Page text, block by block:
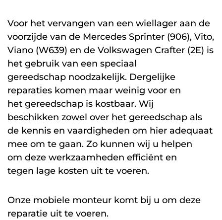
Voor het vervangen van een wiellager aan de
voorzijde van de Mercedes Sprinter (906), Vito,
Viano (W639) en de Volkswagen Crafter (2E) is
het gebruik van een speciaal
gereedschap noodzakelijk. Dergelijke
reparaties komen maar weinig voor en
het gereedschap is kostbaar. Wij
beschikken zowel over het gereedschap als
de kennis en vaardigheden om hier adequaat
mee om te gaan. Zo kunnen wij u helpen
om deze werkzaamheden efficiënt en
tegen lage kosten uit te voeren.
Onze mobiele monteur komt bij u om deze
reparatie uit te voeren.